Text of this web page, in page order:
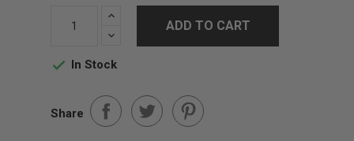
ADD TO CART
 In Stock
Share